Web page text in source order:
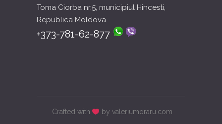
Toma Ciorba nr.5, municipiul Hincesti,
Republica Moldova
+373-781-62-877
Crafted with by valeriumoraru.com